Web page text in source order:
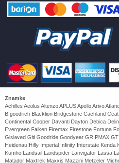
Znamke
Achilles Aeolus Altenzo APLUS Apollo Arivo
Bfgoodrich Blacklion Bridgestone Cachland
Continental Cooper Davanti Dayton Debica
Evergreen Falken Firemax Firestone Fortuna
Gislaved Giti Goodride Goodyear GRIPMAX
Heidenau Hifly Imperial Infinity Interstate Kenda
Kumho Landsail Landspider Lanvigator Lassa
Matador Maxtrek Maxxis Mazzini Metzeler